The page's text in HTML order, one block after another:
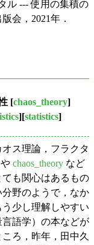
--- 使用の集積の
会，2021年．
[chaos_theory]
][statistics]
ス理論，フラクタ
や chaos_theory など
も関心はあるもの
野のようで，なか
少し理解しやすい
語学）の本などが
ろ，昨年，田中久